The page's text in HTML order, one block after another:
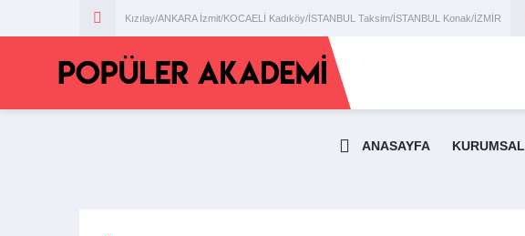
Kızılay/ANKARA İzmit/KOCAELİ Kadıköy/İSTANBUL Taksim/İSTANBUL Konak/İZMİR
ANASAYFA KURUMSAL